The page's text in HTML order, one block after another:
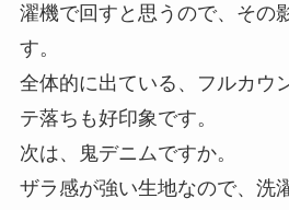
濯機で回すと思うので、その
す。
全体的に出ている、フルカウ
テ落ちも好印象です。
次は、鬼デニムですか。
ザラ感が強い生地なので、洗